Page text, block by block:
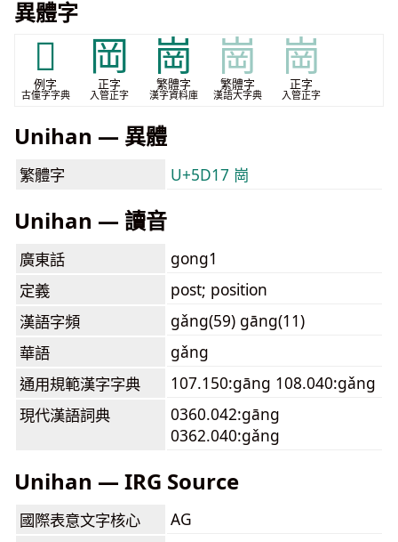
異體字
𣶈
例字
古僮字字典
岡
正字
入管正字
崗
繁體字
漢字資料庫
崗
繁體字
漢語大字典
崗
正字
入管正字
Unihan — 異體
繁體字 U+5D17 崗
Unihan — 讀音
廣東話
gong1
定義
post; position
漢語字頻
gǎng(59) gāng(11)
華語
gǎng
通用規範漢字字典
107.150:gāng 108.040:gǎng
現代漢語詞典
0360.042:gāng
0362.040:gǎng
Unihan — IRG Source
國際表意文字核心
AG